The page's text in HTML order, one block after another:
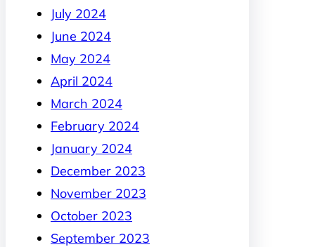
July 2024
June 2024
May 2024
April 2024
March 2024
February 2024
January 2024
December 2023
November 2023
October 2023
September 2023